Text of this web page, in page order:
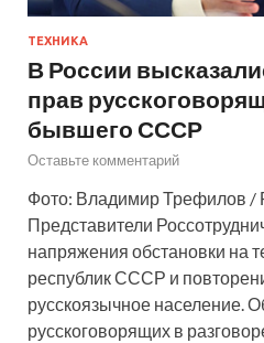
ТЕХНИКА
В России
прав
бывшего СССР
Оставьте комментарий
Фото: Владимир Трефилов /
Представители
напряжения обстановки на
республик СССР и
русскоязычное население.
русскоговорящих в